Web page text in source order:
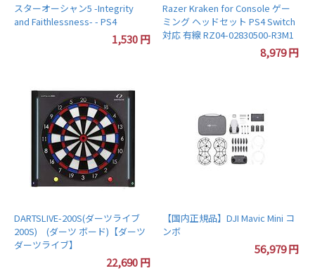
スターオーシャン5 -Integrity
and Faithlessness- - PS4
1,530円
Razer Kraken for Console ゲー
ミング ヘッドセット PS4 Switch
対応 有線 RZ04-02830500-R3M1
8,979 円
DARTSLIVE-200S(ダーツライブ
200S) (ダーツ ボード)【ダーツ
ダーツライブ】
22,690円
【国内正規品】DJI Mavic Mini コ
ンボ
56,979 円